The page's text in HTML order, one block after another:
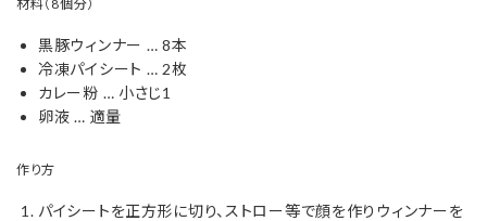
材料（8個分）
黒豚ウィンナー … 8本
冷凍パイシート … 2枚
カレー粉 … 小さじ1
卵液 … 適量
作り方
パイシートを正方形に切り、ストロー等で顔を作りウィンナーを